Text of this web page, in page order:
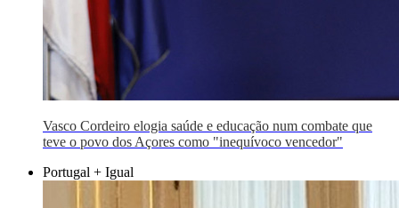
Vasco Cordeiro elogia saúde e educação num combate que
teve o povo dos Açores como "inequívoco vencedor"
Portugal + Igual